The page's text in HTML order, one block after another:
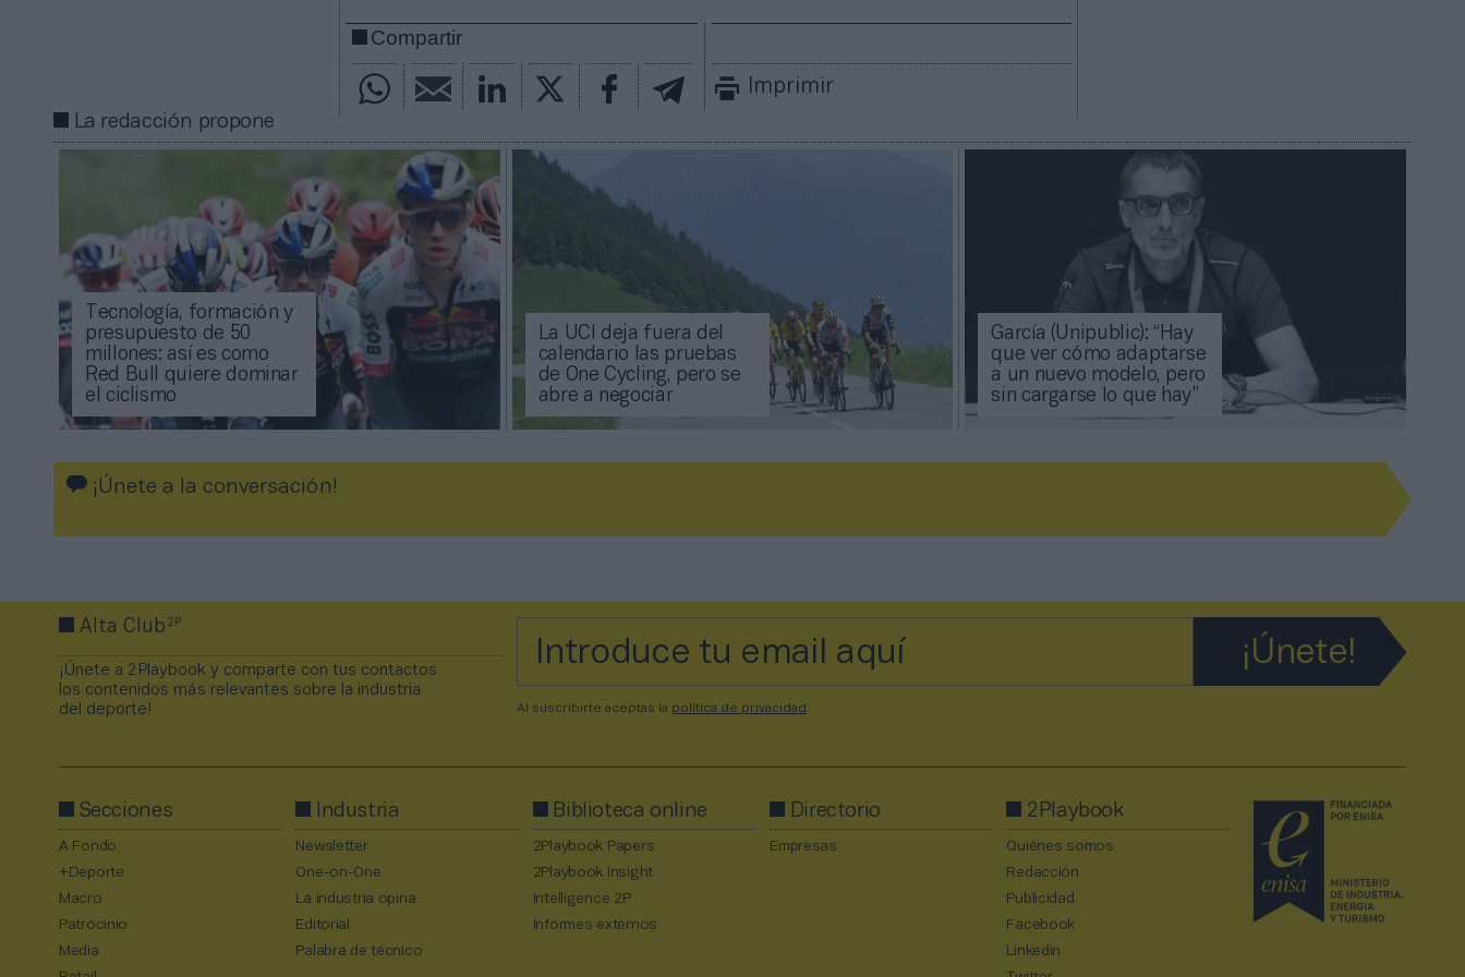
Compartir
Imprimir
La redacción propone
Tecnología, formación y
presupuesto de 50
millones: así es como
Red Bull quiere dominar
el ciclismo
La UCI deja fuera del
calendario las pruebas
de One Cycling, pero se
abre a negociar
García (Unipublic): “Hay
que ver cómo adaptarse
a un nuevo modelo, pero
sin cargarse lo que hay”
¡Únete a la conversación!
Alta Club2P
¡Únete a 2Playbook y comparte con tus contactos
los contenidos más relevantes sobre la industria
del deporte!
Al suscribirte aceptas la política de privacidad .
Secciones
A Fondo
+Deporte
Macro
Patrocinio
Media
Industria
Newsletter
One-on-One
La industria opina
Editorial
Palabra de técnico
Biblioteca online
2Playbook Papers
2Playbook Insight
Intelligence 2P
Informes externos
Directorio
Empresas
2Playbook
Quiénes somos
Redacción
Publicidad
Facebook
Linkedin